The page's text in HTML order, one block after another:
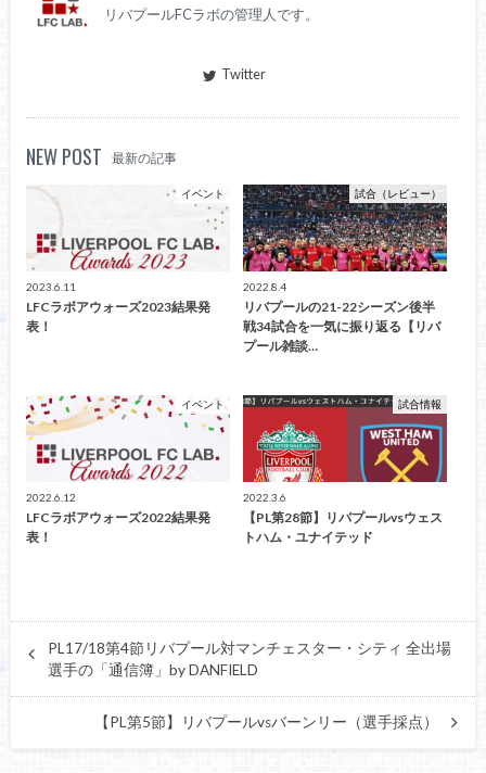
リバプールFCラボの管理人です。
Twitter
NEW POST 最新の記事
イベント
2023.6.11
LFCラボアウォーズ2023結果発
表！
試合（レビュー）
2022.8.4
リバプールの21-22シーズン後半
戦34試合を一気に振り返る【リバ
プール雑談…
イベント
2022.6.12
LFCラボアウォーズ2022結果発
表！
試合情報
2022.3.6
【PL第28節】リバプールvsウェス
トハム・ユナイテッド
PL17/18第4節リバプール対マンチェスター・シティ 全出場
選手の「通信簿」by DANFIELD
【PL第5節】リバプールvsバーンリー（選手採点）